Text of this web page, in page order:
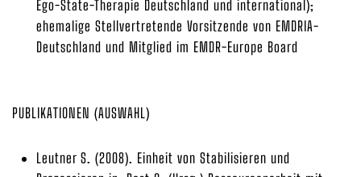
Ego-State-Therapie Deutschland und international);
ehemalige Stellvertretende Vorsitzende von EMDRIA-
Deutschland und Mitglied im EMDR-Europe Board
PUBLIKATIONEN (AUSWAHL)
Leutner S. (2008). Einheit von Stabilisieren und